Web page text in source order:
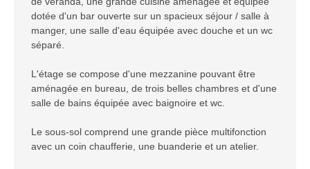
dotée d'un bar ouverte sur un spacieux séjour / salle à
manger, une salle d'eau équipée avec douche et un wc
séparé.
L'étage se compose d'une mezzanine pouvant être
aménagée en bureau, de trois belles chambres et d'une
salle de bains équipée avec baignoire et wc.
Le sous-sol comprend une grande pièce multifonction
avec un coin chaufferie, une buanderie et un atelier.